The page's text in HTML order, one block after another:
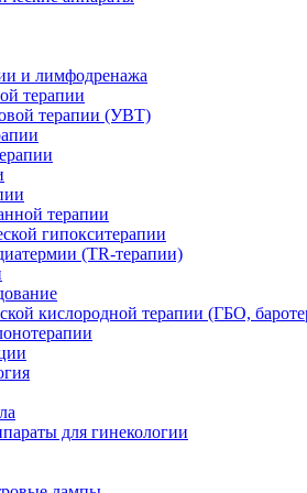
и лимфодренажа
терапии
терапии (УВТ)
терапии
гипокситерапии
(TR-терапии)
кислородной терапии (ГБО,
для гинекологии